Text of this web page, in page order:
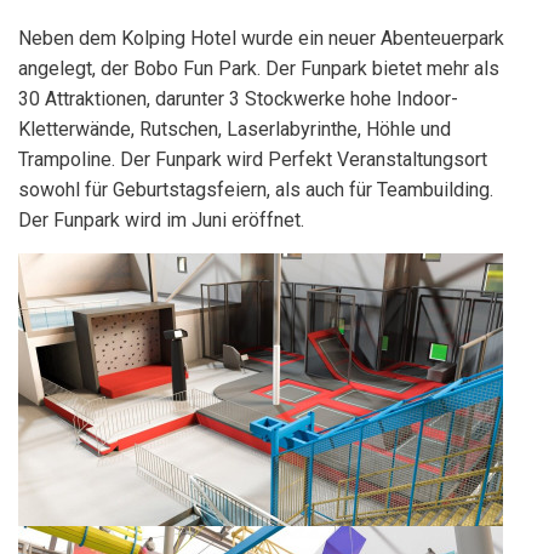
Neben dem Kolping Hotel wurde ein neuer Abenteuerpark
angelegt, der Bobo Fun Park. Der Funpark bietet mehr als
30 Attraktionen, darunter 3 Stockwerke hohe Indoor-
Kletterwände, Rutschen, Laserlabyrinthe, Höhle und
Trampoline. Der Funpark wird Perfekt Veranstaltungsort
sowohl für Geburtstagsfeiern, als auch für Teambuilding.
Der Funpark wird im Juni eröffnet.